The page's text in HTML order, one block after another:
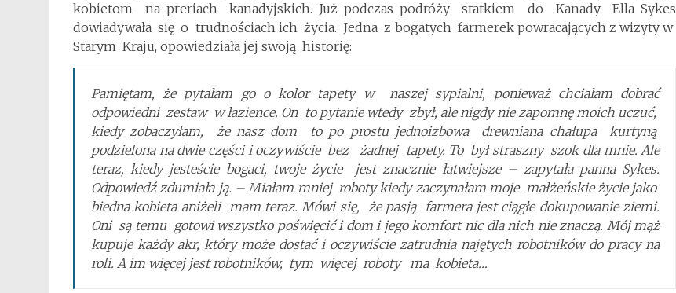
kobietom na preriach kanadyjskich. Już podczas podróży statkiem do Kanady Ella Sykes
dowiadywała się o trudnościach ich życia. Jedna z bogatych farmerek powracających z wizyty w
Starym Kraju, opowiedziała jej swoją historię:
Pamiętam, że pytałam go o kolor tapety w naszej sypialni, ponieważ chciałam dobrać
odpowiedni zestaw w łazience. On to pytanie wtedy zbył, ale nigdy nie zapomnę moich uczuć,
kiedy zobaczyłam, że nasz dom to po prostu jednoizbowa drewniana chałupa kurtyną
podzielona na dwie części i oczywiście bez żadnej tapety. To był straszny szok dla mnie. Ale
teraz, kiedy jesteście bogaci, twoje życie jest znacznie łatwiejsze – zapytała panna Sykes.
Odpowiedź zdumiała ją. – Miałam mniej roboty kiedy zaczynałam moje małżeńskie życie jako
biedna kobieta aniżeli mam teraz. Mówi się, że pasją farmera jest ciągłe dokupowanie ziemi.
Oni są temu gotowi wszystko poświęcić i dom i jego komfort nic dla nich nie znaczą. Mój mąż
kupuje każdy akr, który może dostać i oczywiście zatrudnia najętych robotników do pracy na
roli. A im więcej jest robotników, tym więcej roboty ma kobieta…